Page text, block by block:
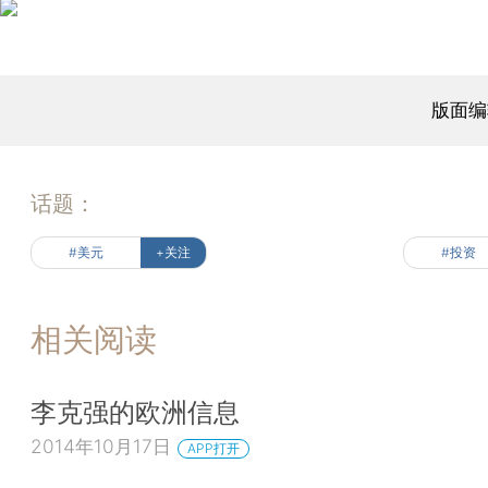
版面
话题：
#美元 +关注 #投资
相关阅读
李克强的欧洲信息
2014年10月17日 APP打开